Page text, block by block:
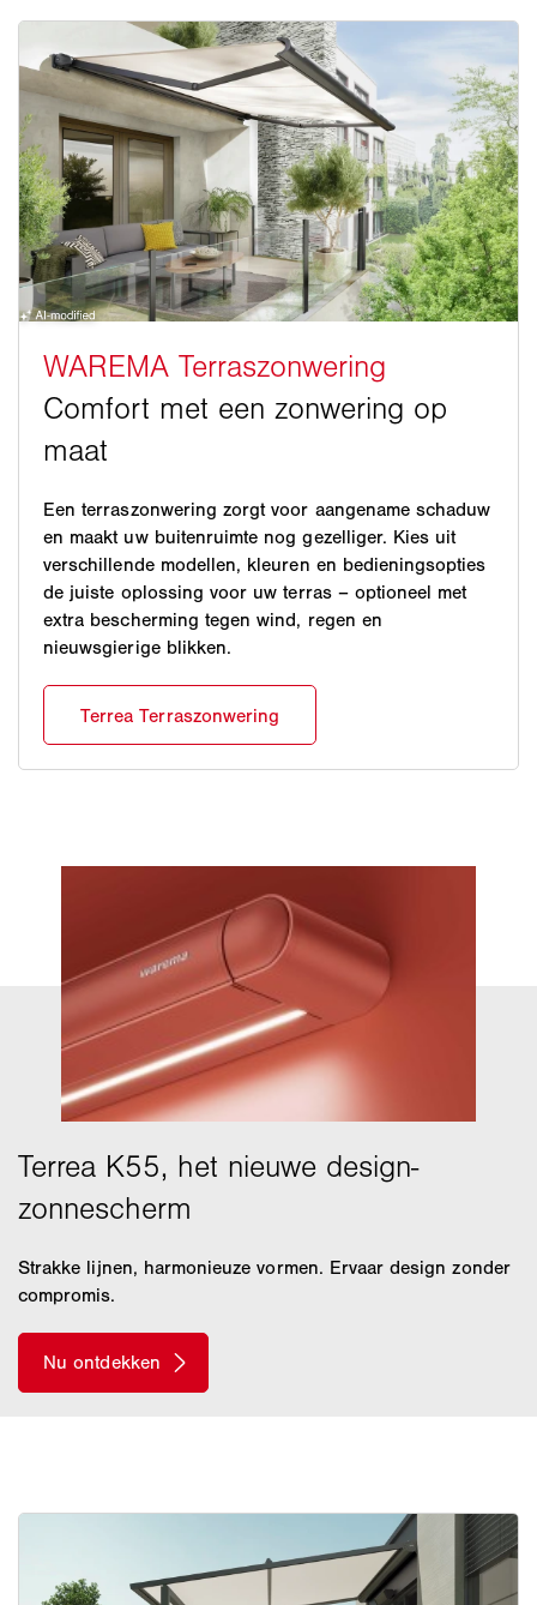
Een terraszonwering zorgt voor aangename schaduw
en maakt uw buitenruimte nog gezelliger. Kies uit
verschillende modellen, kleuren en bedieningsopties
de juiste oplossing voor uw terras – optioneel met
extra bescherming tegen wind, regen en
nieuwsgierige blikken.
Strakke lijnen, harmonieuze vormen. Ervaar design zonder
compromis.